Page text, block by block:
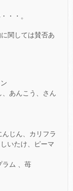
・・。
関しては賛否あ
あんこう、さん
じん、カリフラ
いたけ、ピーマ
ラム 、苺